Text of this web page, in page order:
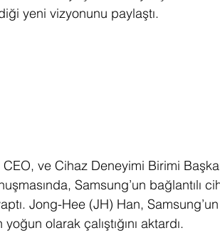
yeni vizyonunu paylaştı.
ve Cihaz Deneyimi Birimi
Samsung’un bağlantılı
Jong-Hee (JH) Han, Samsung’un
olarak çalıştığını aktardı.